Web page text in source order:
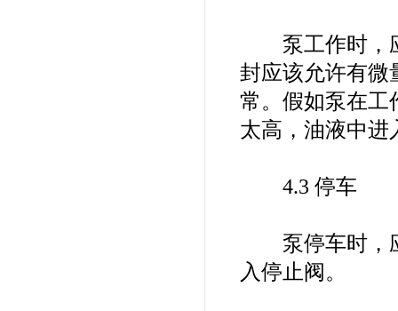
泵工作时，应
封应该允许有微
常。假如泵在工
太高，油液中进
4.3 停车
泵停车时，应
入停止阀。